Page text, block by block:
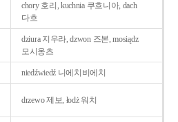
chory 호리, kuchnia 쿠흐니아, dach
다흐
dziura 지우라, dzwon 즈본, mosiądz
모시옹츠
niedźwiedź 니에치비에치
drzewo 제보, łodż 워치